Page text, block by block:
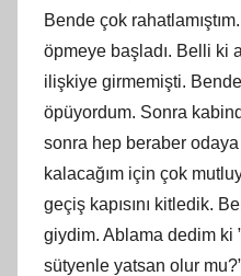
Bende çok
öpmeye başladı. Belli ki
ilişkiye girmemişti.
öpüyordum. Sonra
sonra hep beraber odaya
kalacağım için çok
geçiş kapısını kitledik.
giydim. Ablama dedim ki
sütyenle yatsan olur